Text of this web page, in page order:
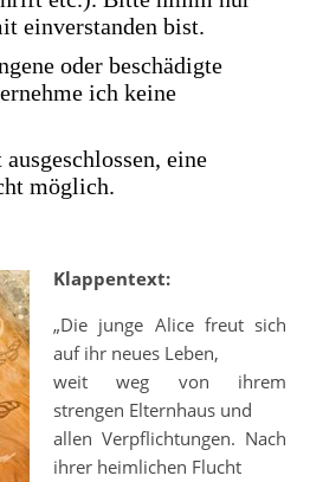
einverstanden bist.
oder beschädigte
ich keine
eine
möglich.
Klappentext:
„Die junge Alice freut sich
auf ihr neues Leben,
weit weg von ihrem
strengen Elternhaus und
allen Verpflichtungen. Nach
ihrer heimlichen Flucht